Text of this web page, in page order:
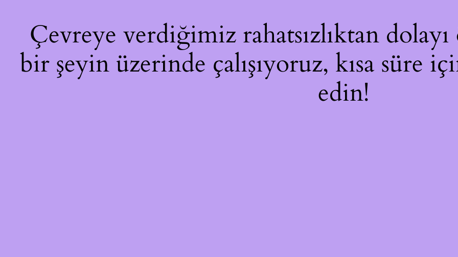
Çevreye verdiğimiz rahatsızlıktan
bir şeyin üzerinde çalışıyoruz, kısa süre
edin!